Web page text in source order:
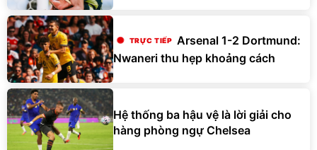
Arsenal 1-2 Dortmund:
Nwaneri thu hẹp khoảng cách
Hệ thống ba hậu vệ là lời giải cho
hàng phòng ngự Chelsea